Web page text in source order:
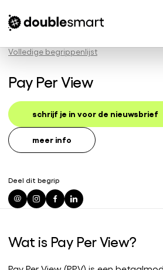
Volledige begrippenlijst
Pay Per View
schrijf je in voor de nieuwsbrief
meer info
Deel dit begrip
Wat is Pay Per View?